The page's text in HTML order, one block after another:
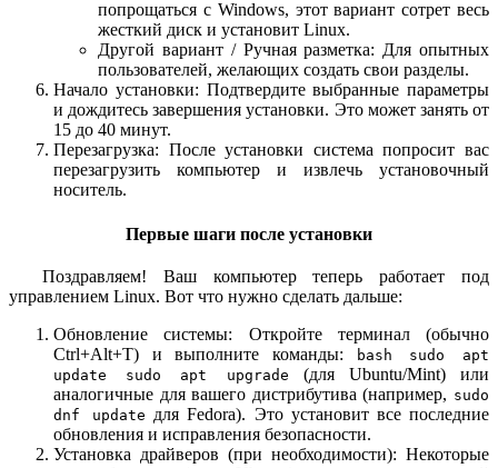
попрощаться с Windows, этот вариант сотрет весь
жесткий диск и установит Linux.
Другой вариант / Ручная разметка: Для опытных
пользователей, желающих создать свои разделы.
Начало установки: Подтвердите выбранные параметры
и дождитесь завершения установки. Это может занять от
15 до 40 минут.
Перезагрузка: После установки система попросит вас
перезагрузить компьютер и извлечь установочный
носитель.
Первые шаги после установки
Поздравляем! Ваш компьютер теперь работает под
управлением Linux. Вот что нужно сделать дальше:
Обновление системы: Откройте терминал (обычно
Ctrl+Alt+T) и выполните команды:
bash sudo apt
update sudo apt upgrade (для Ubuntu/Mint) или
аналогичные для вашего дистрибутива (например, sudo
dnf update для Fedora). Это установит все последние
обновления и исправления безопасности.
Установка драйверов (при необходимости): Некоторые